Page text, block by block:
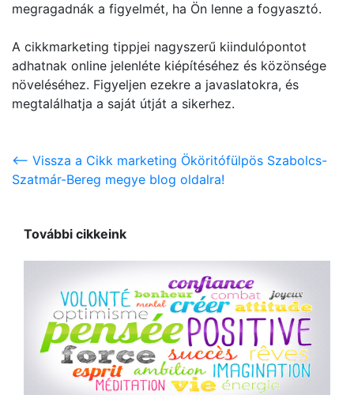
megragadnák a figyelmét, ha Ön lenne a fogyasztó.
A cikkmarketing tippjei nagyszerű kiindulópontot
adhatnak online jelenléte kiépítéséhez és közönsége
növeléséhez. Figyeljen ezekre a javaslatokra, és
megtalálhatja a saját útját a sikerhez.
<-- Vissza a Cikk marketing Ököritófülpös Szabolcs-
Szatmár-Bereg megye blog oldalra!
További cikkeink